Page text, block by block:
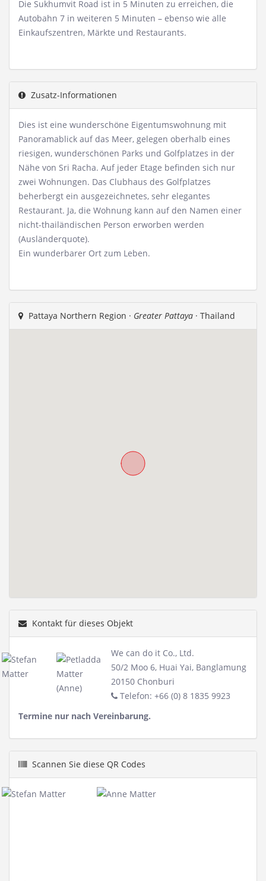
Die Sukhumvit Road ist in 5 Minuten zu erreichen, die
Autobahn 7 in weiteren 5 Minuten – ebenso wie alle
Einkaufszentren, Märkte und Restaurants.
Zusatz-Informationen
Dies ist eine wunderschöne Eigentumswohnung mit
Panoramablick auf das Meer, gelegen oberhalb eines
riesigen, wunderschönen Parks und Golfplatzes in der
Nähe von Sri Racha. Auf jeder Etage befinden sich nur
zwei Wohnungen. Das Clubhaus des Golfplatzes
beherbergt ein ausgezeichnetes, sehr elegantes
Restaurant. Ja, die Wohnung kann auf den Namen einer
nicht-thailändischen Person erworben werden
(Ausländerquote).
Ein wunderbarer Ort zum Leben.
Pattaya Northern Region · Greater Pattaya · Thailand
Kontakt für dieses Objekt
We can do it Co., Ltd.
50/2 Moo 6, Huai Yai, Banglamung
20150 Chonburi
Telefon: +66 (0) 8 1835 9923
Termine nur nach Vereinbarung.
Scannen Sie diese QR Codes